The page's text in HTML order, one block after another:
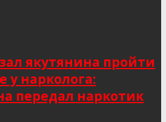
якутянина пройти
у нарколога:
передал наркотик